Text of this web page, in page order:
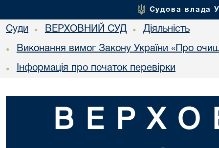
Судова влада
Суди • ВЕРХОВНИЙ СУД • Діяльність
• Виконання вимог Закону України «Про
• Інформація про початок перевірки